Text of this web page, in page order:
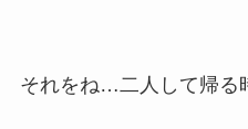
それをね…二人して帰る